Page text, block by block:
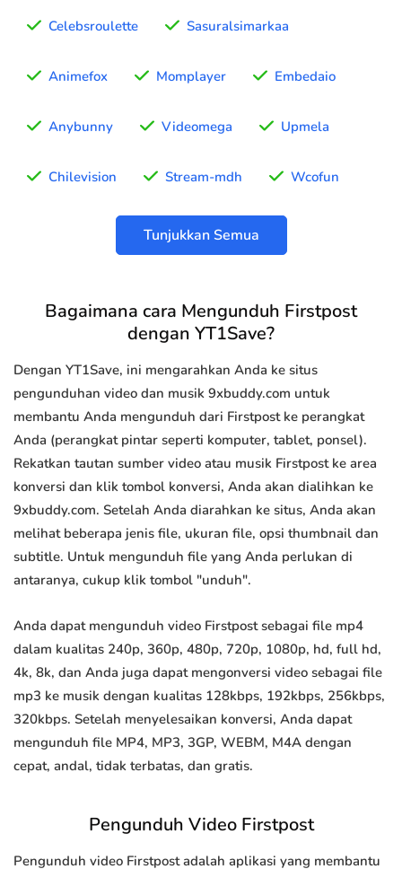
Celebsroulette Sasuralsimarkaa
Animefox Momplayer Embedaio
Anybunny Videomega Upmela
Chilevision Stream-mdh Wcofun
Tunjukkan Semua
Bagaimana cara Mengunduh Firstpost
dengan YT1Save?
Dengan YT1Save, ini mengarahkan Anda ke situs
pengunduhan video dan musik 9xbuddy.com untuk
membantu Anda mengunduh dari Firstpost ke perangkat
Anda (perangkat pintar seperti komputer, tablet, ponsel).
Rekatkan tautan sumber video atau musik Firstpost ke area
konversi dan klik tombol konversi, Anda akan dialihkan ke
9xbuddy.com. Setelah Anda diarahkan ke situs, Anda akan
melihat beberapa jenis file, ukuran file, opsi thumbnail dan
subtitle. Untuk mengunduh file yang Anda perlukan di
antaranya, cukup klik tombol "unduh".
Anda dapat mengunduh video Firstpost sebagai file mp4
dalam kualitas 240p, 360p, 480p, 720p, 1080p, hd, full hd,
4k, 8k, dan Anda juga dapat mengonversi video sebagai file
mp3 ke musik dengan kualitas 128kbps, 192kbps, 256kbps,
320kbps. Setelah menyelesaikan konversi, Anda dapat
mengunduh file MP4, MP3, 3GP, WEBM, M4A dengan
cepat, andal, tidak terbatas, dan gratis.
Pengunduh Video Firstpost
Pengunduh video Firstpost adalah aplikasi yang membantu